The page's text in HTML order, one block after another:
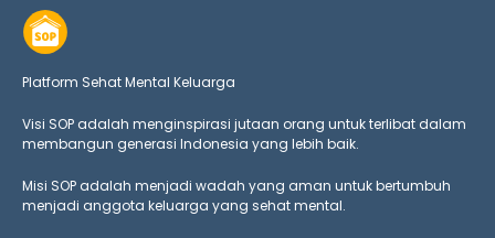
Platform Sehat Mental Keluarga
Visi SOP adalah menginspirasi jutaan orang untuk terlibat dalam
membangun generasi Indonesia yang lebih baik.
Misi SOP adalah menjadi wadah yang aman untuk bertumbuh
menjadi anggota keluarga yang sehat mental.